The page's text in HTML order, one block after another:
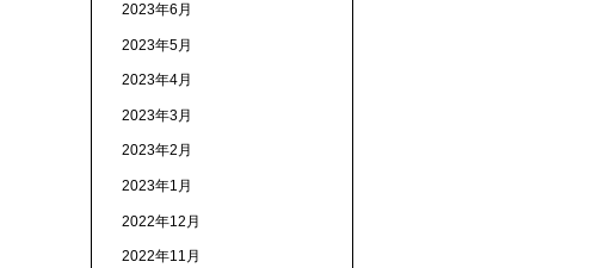
2023年6月
2023年5月
2023年4月
2023年3月
2023年2月
2023年1月
2022年12月
2022年11月